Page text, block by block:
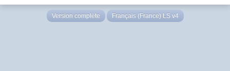
Version complète Français (France) LS v4